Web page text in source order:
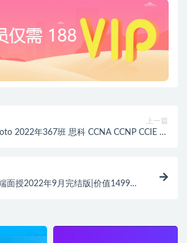
上一篇
2022年367班 思科 CCNA CCNP CCIE 课
面授2022年9月完结版|价值14999